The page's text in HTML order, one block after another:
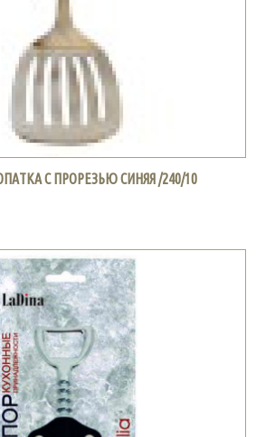
С ПРОРЕЗЬЮ СИНЯЯ /240/10